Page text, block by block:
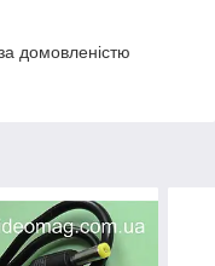
домовленістю